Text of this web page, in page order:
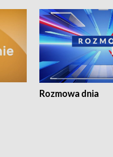
Rozmowa dnia